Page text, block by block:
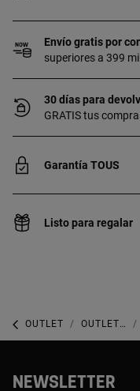
Envío gratis por
superiores a 399
30 días para
GRATIS tus
Garantía TOUS
Listo para regalar
OUTLET OUTLET JOYERÍA
NEWSLETTER